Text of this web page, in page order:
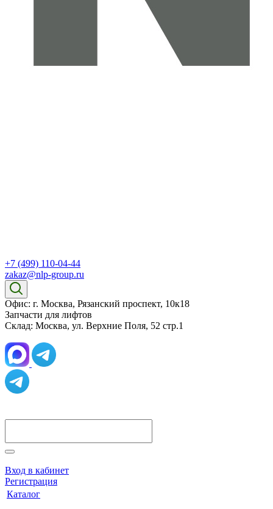
+7 (499) 110-04-44
zakaz@nlp-group.ru
Офис: г. Москва, Рязанский проспект, 10к18
Запчасти для лифтов
Склад: Москва, ул. Верхние Поля, 52 стр.1
Вход в кабинет
Регистрация
Каталог